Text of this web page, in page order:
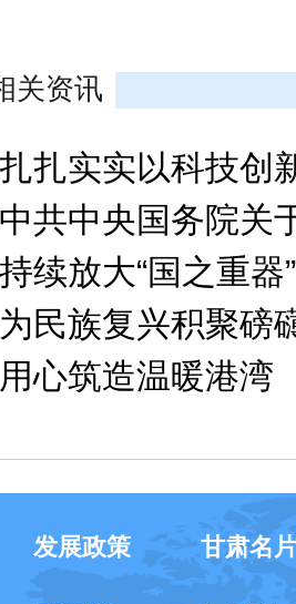
关资讯
扎扎实实以科技创
中共中央国务院关
持续放大“国之重器
为民族复兴积聚磅
用心筑造温暖港湾
发展政策 甘肃名